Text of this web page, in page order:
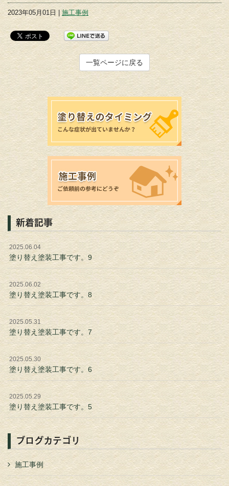
2023年05月01日 | 施工事例
一覧ページに戻る
新着記事
2025.06.04
塗り替え塗装工事です。9
2025.06.02
塗り替え塗装工事です。8
2025.05.31
塗り替え塗装工事です。7
2025.05.30
塗り替え塗装工事です。6
2025.05.29
塗り替え塗装工事です。5
ブログカテゴリ
施工事例